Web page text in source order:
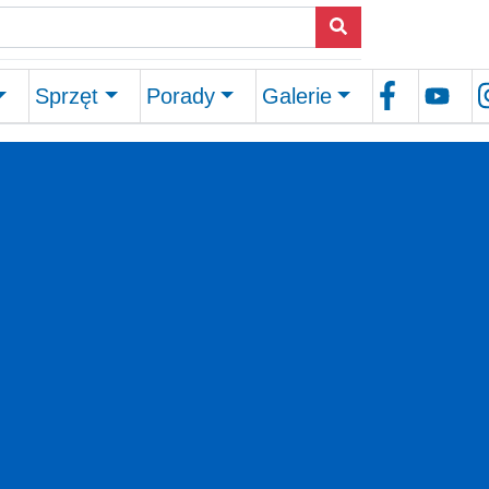
Sprzęt Porady Galerie